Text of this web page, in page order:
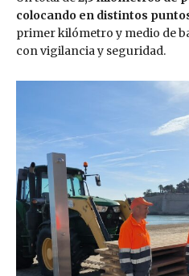
colocando en distintos
primer kilómetro y medio de
con vigilancia y seguridad.